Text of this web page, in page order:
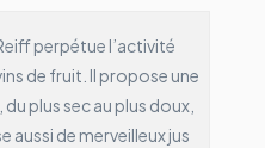
perpétue l’activité
de fruit. Il propose une
plus sec au plus doux,
aussi de merveilleux jus